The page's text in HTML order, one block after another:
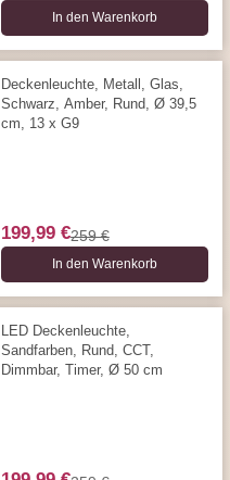
In den Warenkorb
Deckenleuchte, Metall, Glas,
Schwarz, Amber, Rund, Ø 39,5
cm, 13 x G9
199,99 €259 €
In den Warenkorb
LED Deckenleuchte,
Sandfarben, Rund, CCT,
Dimmbar, Timer, Ø 50 cm